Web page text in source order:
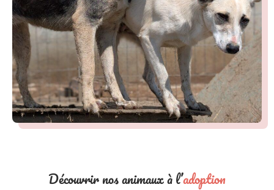
Découvrir nos animaux à l’adoption